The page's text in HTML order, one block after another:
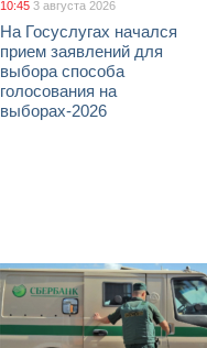
10:45 3 августа 2026
На Госуслугах начался
прием заявлений для
выбора способа
голосования на
выборах-2026